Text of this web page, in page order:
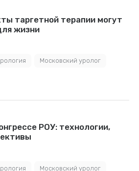
таргетной терапии могут
жизни
Московский уролог
РОУ: технологии,
Московский уролог